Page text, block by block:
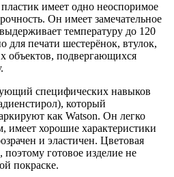
имеет одно неоспоримое
Он имеет замечательное
температуру до 120
для печати шестерёнок, втулок,
объектов, подвергающихся
специфических навыков
который
как Watson. Он легко
имеет хорошие характеристики
и эластичен. Цветовая
готовое изделие не
покраске.